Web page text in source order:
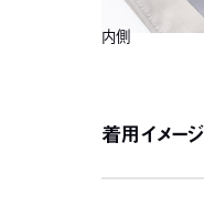
内側
着用イメージ